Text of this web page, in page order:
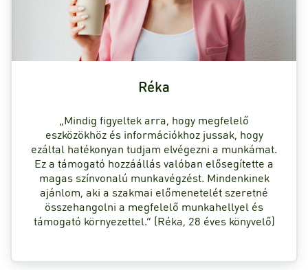
Réka
„Mindig figyeltek arra, hogy megfelelő
eszközökhöz és információkhoz jussak, hogy
ezáltal hatékonyan tudjam elvégezni a munkámat.
Ez a támogató hozzáállás valóban elősegítette a
magas színvonalú munkavégzést. Mindenkinek
ajánlom, aki a szakmai előmenetelét szeretné
összehangolni a megfelelő munkahellyel és
támogató környezettel.” (Réka, 28 éves könyvelő)